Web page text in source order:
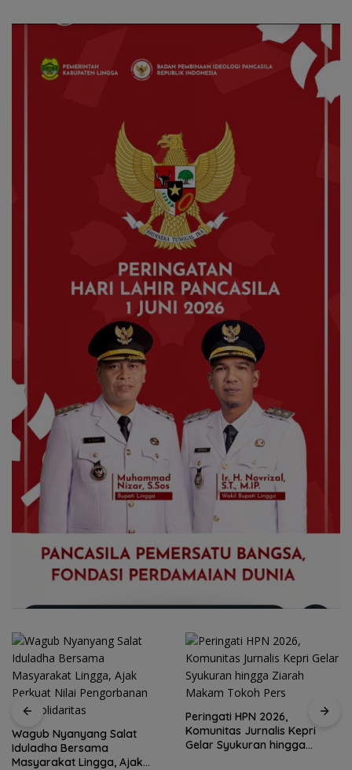
Wagub Nyanyang Salat
Iduladha Bersama
Masyarakat Lingga, Ajak
Peringati HPN 2026,
Komunitas Jurnalis Kepri
Gelar Syukuran hingga